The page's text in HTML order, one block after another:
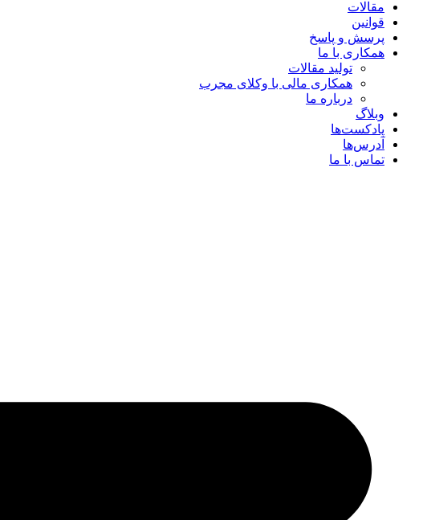
مقالات
قوانین
پرسش و پاسخ
همکاری با ما
تولید مقالات
همکاری مالی با وکلای مجرب
درباره ما
وبلاگ
پادکست‌ها
آدرس‌ها
تماس با ما